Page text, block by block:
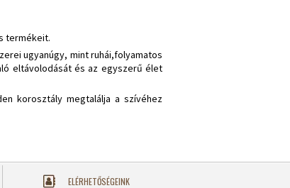
termékeit.
ugyanúgy, mint ruhái,folyamatos
eltávolodását és az egyszerű élet
korosztály megtalálja a szívéhez
ELÉRHETŐSÉGEINK